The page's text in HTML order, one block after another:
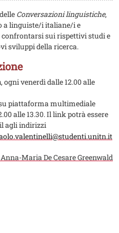
Conversazioni linguistiche,
a linguiste/i italiane/i e
sui rispettivi studi e
sviluppi della ricerca.
, ogni venerdì dalle 12.00 alle
piattaforma multimediale
alle 13.30. Il link potrà essere
agli indirizzi
Maria De Cesare Greenwald